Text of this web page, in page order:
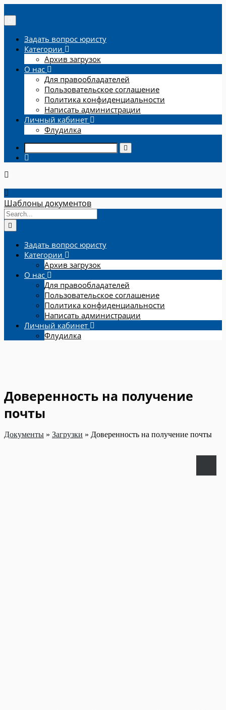
Задать вопрос юристу
Категории
Архив загрузок
О нас
Для правообладателей
Пользовательское соглашение
Политика конфиденциальности
Написать администрации
Личный кабинет
Флудилка
Шаблоны документов
Задать вопрос юристу
Категории
Архив загрузок
О нас
Для правообладателей
Пользовательское соглашение
Политика конфиденциальности
Написать администрации
Личный кабинет
Флудилка
Доверенность на получение
почты
Документы » Загрузки » Доверенность на получение почты